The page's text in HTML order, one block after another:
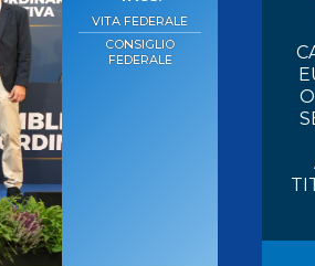
Risultati On
Whistleblowing
VITA FEDERALE
CONSIGLIO
FEDERALE